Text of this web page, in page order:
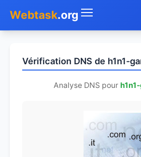
Webtask.org
Whois
Vérification DNS de h1n1-
Analyse DNS pour